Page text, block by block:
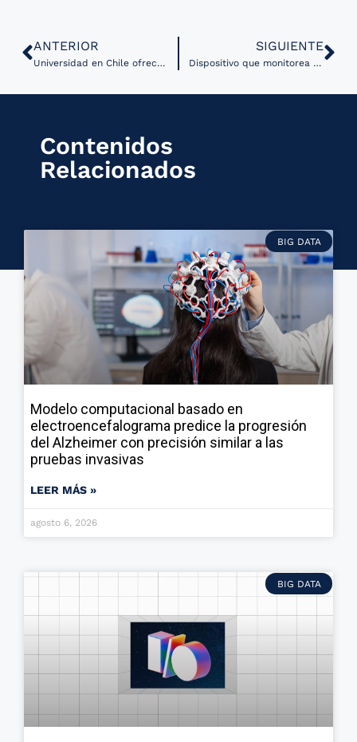
ANTERIOR
Universidad en Chile ofrece diplomado en Estrategias de Salud Digital
SIGUIENTE
Dispositivo que monitorea constantemente la glucosa en adultos recibe aprobación de la FDA
Contenidos
Relacionados
BIG DATA
Modelo computacional basado en
electroencefalograma predice la progresión
del Alzheimer con precisión similar a las
pruebas invasivas
LEER MÁS »
agosto 6, 2026
BIG DATA